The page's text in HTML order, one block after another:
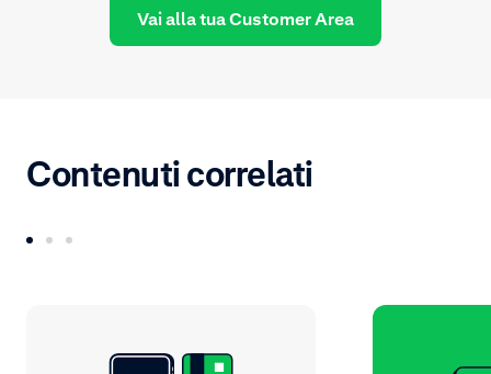
Vai alla tua Customer Area
Contenuti correlati